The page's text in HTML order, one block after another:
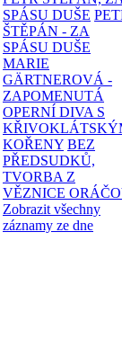
SPÁSU DUŠE
ŠTĚPÁN - ZA
SPÁSU DUŠE
MARIE
GÄRTNEROVÁ -
ZAPOMENUTÁ
OPERNÍ DIVA S
KOŘENY BEZ
PŘEDSUDKŮ,
TVORBA Z
VĚZNICE
Zobrazit všechny
záznamy ze dne